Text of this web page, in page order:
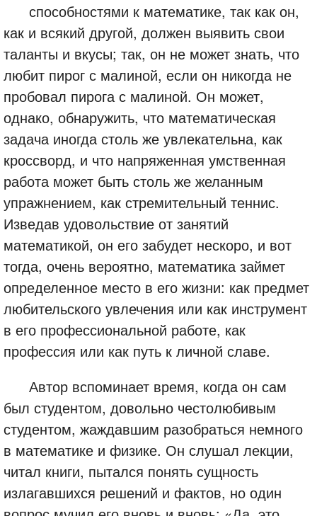
способностями к математике, так как он,
как и всякий другой, должен выявить свои
таланты и вкусы; так, он не может знать, что
любит пирог с малиной, если он никогда не
пробовал пирога с малиной. Он может,
однако, обнаружить, что математическая
задача иногда столь же увлекательна, как
кроссворд, и что напряженная умственная
работа может быть столь же желанным
упражнением, как стремительный теннис.
Изведав удовольствие от занятий
математикой, он его забудет нескоро, и вот
тогда, очень вероятно, математика займет
определенное место в его жизни: как предмет
любительского увлечения или как инструмент
в его профессиональной работе, как
профессия или как путь к личной славе.
Автор вспоминает время, когда он сам
был студентом, довольно честолюбивым
студентом, жаждавшим разобраться немного
в математике и физике. Он слушал лекции,
читал книги, пытался понять сущность
излагавшихся решений и фактов, но один